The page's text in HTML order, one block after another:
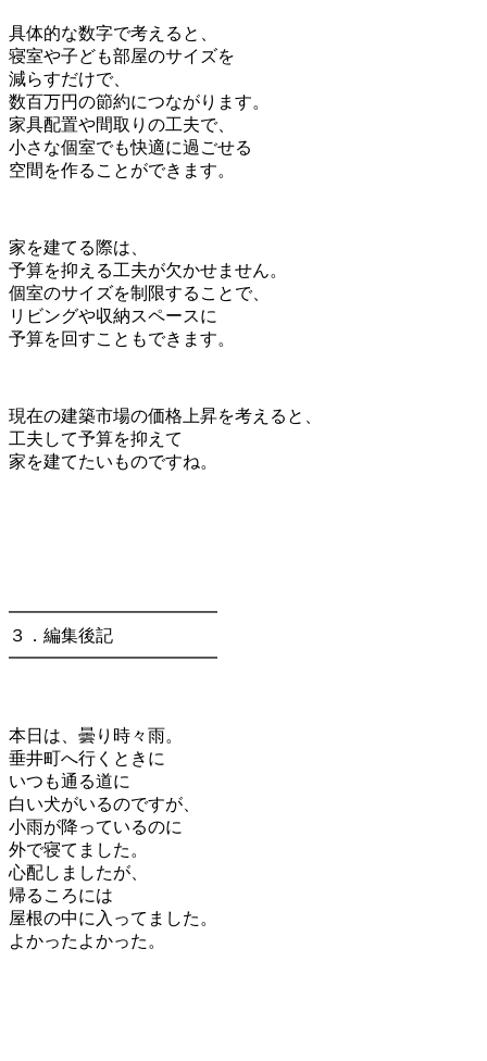
具体的な数字で考えると、
寝室や子ども部屋のサイズを
減らすだけで、
数百万円の節約につながります。
家具配置や間取りの工夫で、
小さな個室でも快適に過ごせる
空間を作ることができます。
家を建てる際は、
予算を抑える工夫が欠かせません。
個室のサイズを制限することで、
リビングや収納スペースに
予算を回すこともできます。
現在の建築市場の価格上昇を考えると、
工夫して予算を抑えて
家を建てたいものですね。
━━━━━━━━━━━━
３．編集後記
━━━━━━━━━━━━
本日は、曇り時々雨。
垂井町へ行くときに
いつも通る道に
白い犬がいるのですが、
小雨が降っているのに
外で寝てました。
心配しましたが、
帰るころには
屋根の中に入ってました。
よかったよかった。